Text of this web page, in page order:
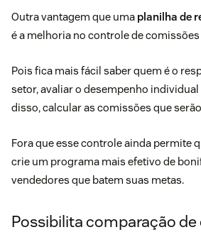
Outra vantagem que uma planilha de
é a melhoria no controle de
Pois fica mais fácil saber quem é o
setor, avaliar o desempenho individual
disso, calcular as comissões que
Fora que esse controle ainda permite
crie um programa mais efetivo de
vendedores que batem suas metas.
Possibilita comparação